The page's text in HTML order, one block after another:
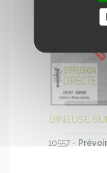
Voir
produit
BINEUSE
10557 -